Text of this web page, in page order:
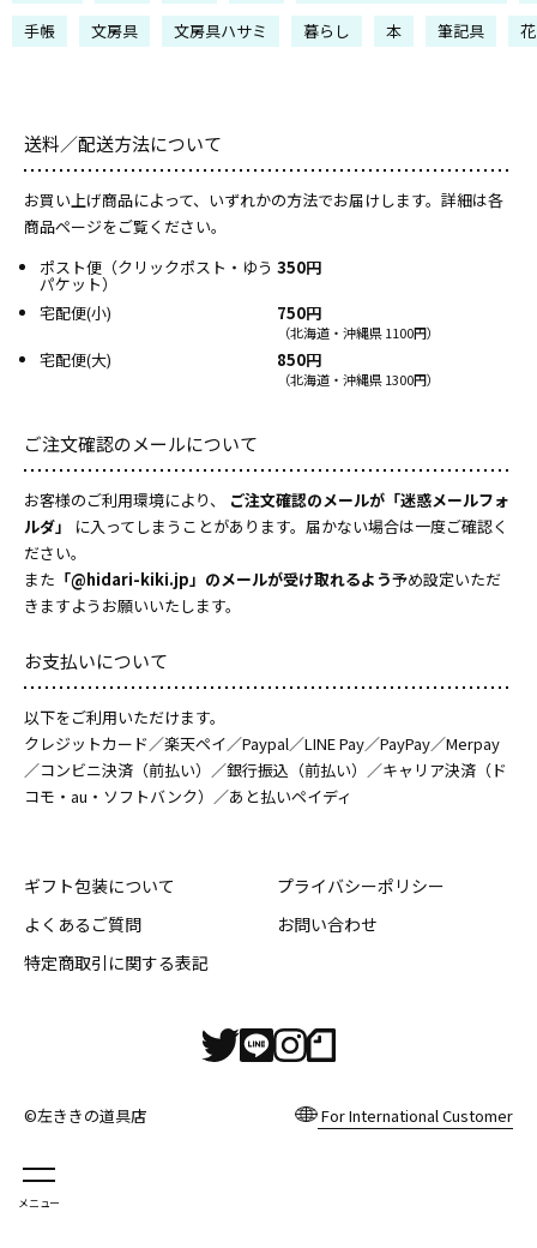
メニュー
手帳
文房具 文房具ハサミ 暮らし 本 筆記具
送料／配送方法について
お買い上げ商品によって、いずれかの方法でお届けします。詳細は各
商品ページをご覧ください。
ポスト便（クリックポスト・ゆう
パケット）
350円
宅配便(小) 750円
（北海道・沖縄県 1100円）
宅配便(大) 850円
（北海道・沖縄県 1300円）
ご注文確認のメールについて
お客様のご利用環境により、
ご注文確認のメールが「迷惑メールフォ
ルダ」
に入ってしまうことがあります。届かない場合は一度ご確認く
ださい。
また 「@hidari-kiki.jp」のメールが受け取れるよう予め設定いただ
きますようお願いいたします。
お支払いについて
以下をご利用いただけます。
クレジットカード／楽天ペイ／Paypal／LINE Pay／PayPay／Merpay
／コンビニ決済（前払い）／銀行振込（前払い）／キャリア決済（ド
コモ・au・ソフトバンク）／あと払いペイディ
ギフト包装について
よくあるご質問
特定商取引に関する表記
プライバシーポリシー
お問い合わせ
©左ききの道具店 For International Customer